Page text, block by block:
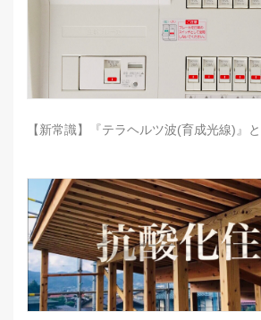
【新常識】『テラヘルツ波(育成光線)』